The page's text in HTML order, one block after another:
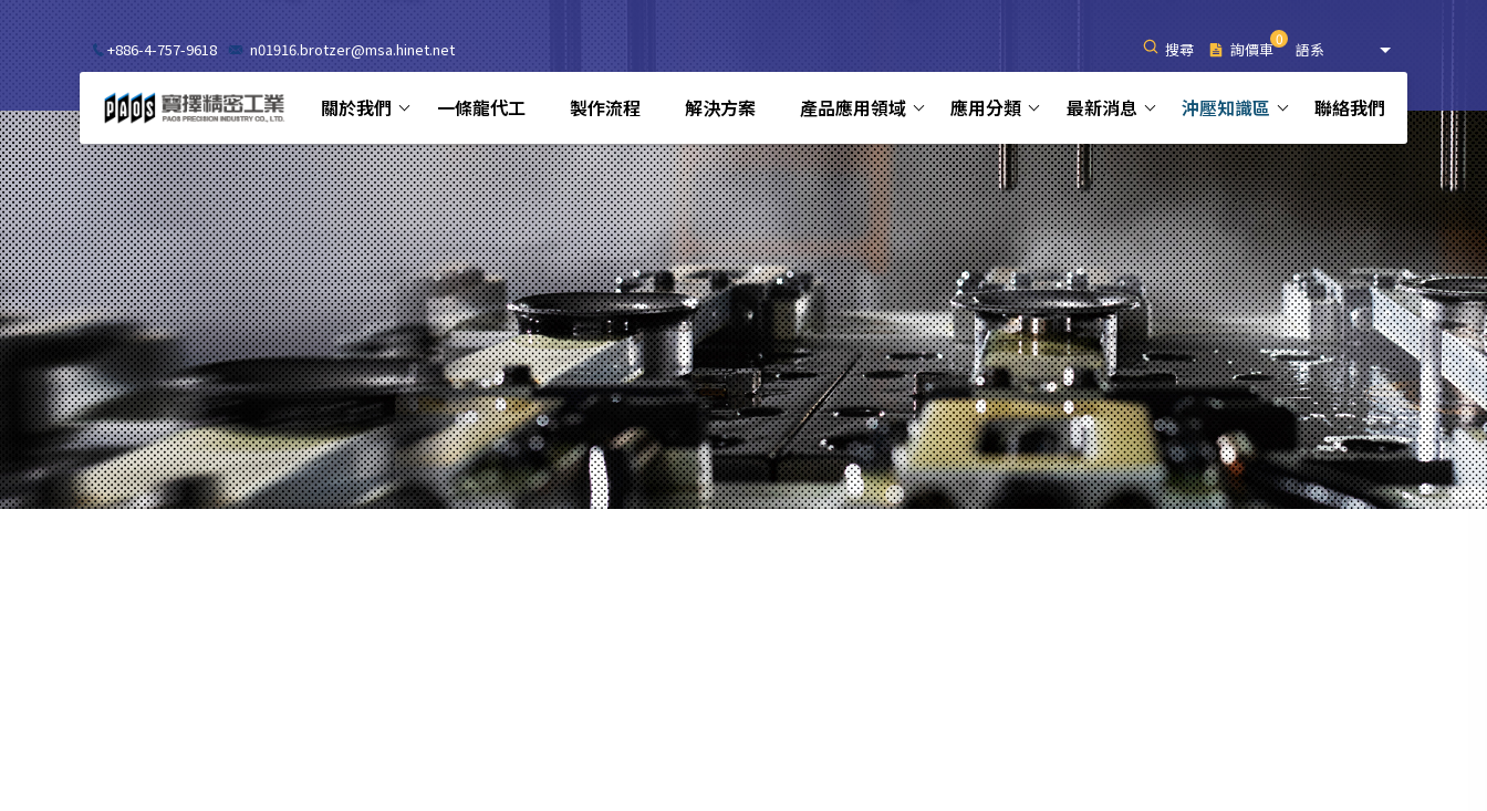
+886-4-757-9618 n01916.brotzer@msa.hinet.net 搜尋
0
詢價車 語系
關於我們 一條龍代工 製作流程 解決方案 產品應用領域 應用分類 最新消息 沖壓知識區 聯絡我們